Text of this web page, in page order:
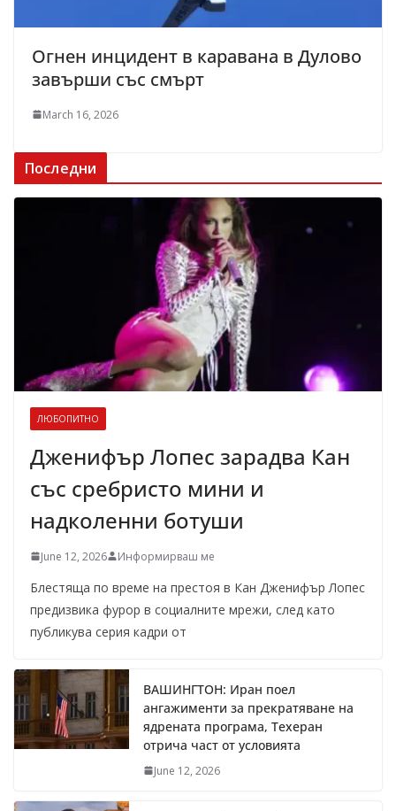
Огнен инцидент в каравана в Дулово
завърши със смърт
March 16, 2026
Последни
ЛЮБОПИТНО
Дженифър Лопес зарадва Кан
със сребристо мини и
надколенни ботуши
June 12, 2026 Информирваш ме
Блестяща по време на престоя в Кан Дженифър Лопес
предизвика фурор в социалните мрежи, след като
публикува серия кадри от
ВАШИНГТОН: Иран поел
ангажименти за прекратяване на
ядрената програма, Техеран
отрича част от условията
June 12, 2026